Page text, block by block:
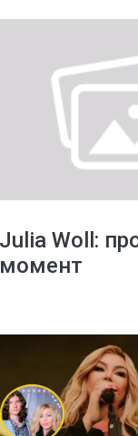
Julia Woll:
момент